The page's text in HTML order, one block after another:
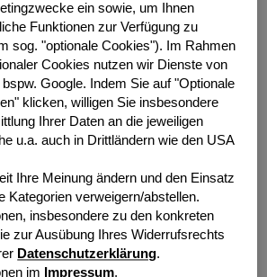
bleibt extrem herausfordernd“,
Bücker, Vorstandsvorsitzender der
und ergänzt zum aktuellen
„Wir haben einen guten Job gemacht
auf einem nachhaltigen
Dr. Sebastian Hirsch, Finanzvorstand
fügt hinzu: „Mit unserem starken
Leasingneugeschäft liegen wir ein
dem Vorjahreszeitraum. Damit sind wir
auf unsere Guidance für 2022.“
ein sowie, um Ihnen
Funktionen zur Verfügung zu
sog. "optionale Cookies").
Im Rahmen
Cookies nutzen wir Dienste von
Google.
Indem Sie auf "Optionale
klicken, willigen Sie insbesondere
Ihrer Daten an die jeweiligen
u.a. auch in Drittländern wie den USA
Ihre Meinung ändern und den Einsatz
Kategorien verweigern/abstellen.
insbesondere zu den konkreten
zur Ausübung Ihres Widerrufsrechts
Datenschutzerklärung.
im
Impressum.